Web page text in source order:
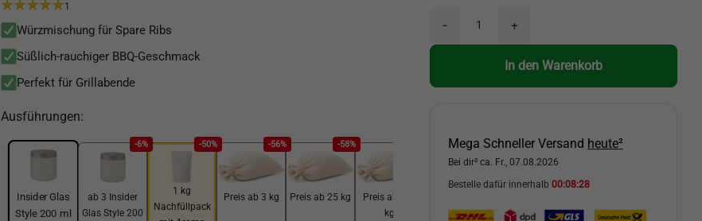
1
Würzmischung für Spare Ribs
Süßlich-rauchiger BBQ-Geschmack
Perfekt für Grillabende
Ausführungen:
Insider Glas
Style 200 ml
-6%
ab 3 Insider
Glas Style 200
-50%
1 kg
Nachfüllpack
-56%
Preis ab 3 kg
-58%
Preis ab 25 kg
Preis ab 100
kg
- +
In den Warenkorb
Mega Schneller Versand heute²
Bei dir² ca. Fr., 07.08.2026
Bestelle dafür innerhalb 00:08:26